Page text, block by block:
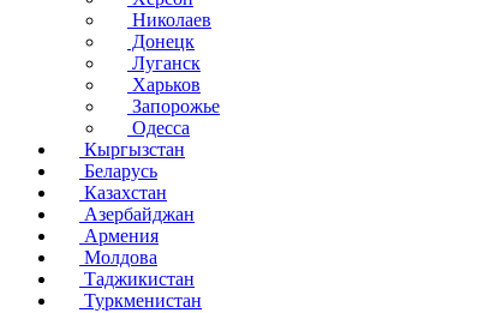
Николаев
Донецк
Луганск
Харьков
Запорожье
Одесса
Кыргызстан
Беларусь
Казахстан
Азербайджан
Армения
Молдова
Таджикистан
Туркменистан